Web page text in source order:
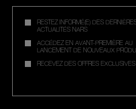
RESTEZ INFORMÉ(E) DES
ACTUALITÉS NARS
ACCÉDEZ EN AVANT-PREMIÈRE AU
LANCEMENT DE NOUVEAUX
RECEVEZ DES OFFRES EXCLUSIVES